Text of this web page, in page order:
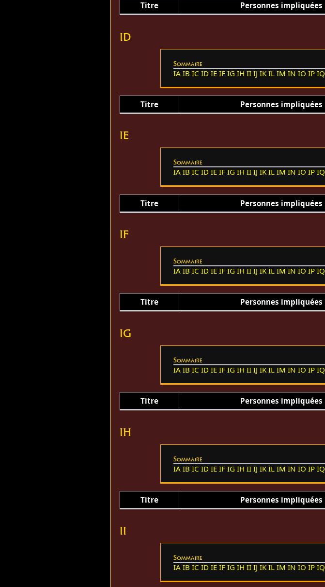
Titre Personnes impliquées
ID
Sommaire
IA IB IC ID IE IF IG IH II IJ IK IL IM IN IO IP IQ
Titre Personnes impliquées
IE
Sommaire
IA IB IC ID IE IF IG IH II IJ IK IL IM IN IO IP IQ
Titre Personnes impliquées
IF
Sommaire
IA IB IC ID IE IF IG IH II IJ IK IL IM IN IO IP IQ
Titre Personnes impliquées
IG
Sommaire
IA IB IC ID IE IF IG IH II IJ IK IL IM IN IO IP IQ
Titre Personnes impliquées
IH
Sommaire
IA IB IC ID IE IF IG IH II IJ IK IL IM IN IO IP IQ
Titre Personnes impliquées
II
Sommaire
IA IB IC ID IE IF IG IH II IJ IK IL IM IN IO IP IQ